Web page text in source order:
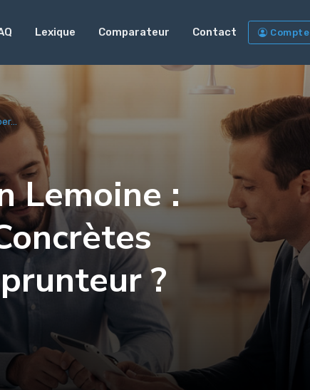
Lexique Comparateur Contact Compte
Lemoine :
?